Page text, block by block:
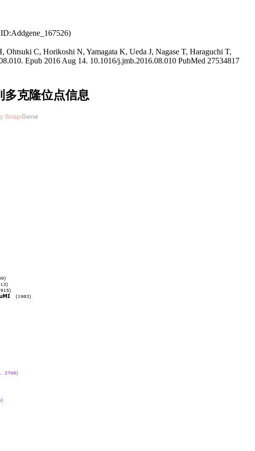
C, Horikoshi N, Yamagata K, Ueda J, Nagase T, Haraguchi T,
Epub 2016 Aug 14. 10.1016/j.jmb.2016.08.010 PubMed 27534817
多克隆位点信息